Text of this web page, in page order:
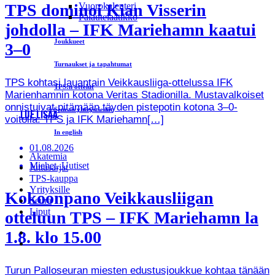
Vuorokalenteri
Palautelaatikko
Joukkueet
Turnaukset ja tapahtumat
TPS:n ottelut
Seuran yhteystiedot
In english
Akatemia
Juttusarjat
TPS-kauppa
Yrityksille
Seura
Liput
TPS dominoi Kian Visserin
johdolla – IFK Mariehamn kaatui
3–0
TPS kohtasi lauantain Veikkausliiga-ottelussa IFK
Marienhamnin kotona Veritas Stadionilla. Mustavalkoiset
onnistuivat pitämään täyden pistepotin kotona 3–0-
voitolla. TPS ja IFK Mariehamn[…]
LUE LISÄÄ
01.08.2026
Miehet, Uutiset
Kokoonpano Veikkausliigan
otteluun TPS – IFK Mariehamn la
1.8. klo 15.00
Turun Palloseuran miesten edustusjoukkue kohtaa tänään